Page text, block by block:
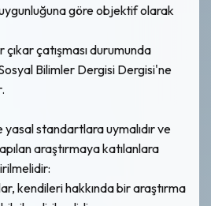
göre objektif olarak
çatışması durumunda
Bilimler Dergisi Dergisi'ne
standartlara uymalıdır ve
araştırmaya katılanlara
kendileri hakkında bir araştırma